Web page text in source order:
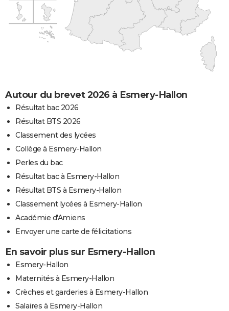
Autour du brevet 2026 à Esmery-Hallon
Résultat bac 2026
Résultat BTS 2026
Classement des lycées
Collège à Esmery-Hallon
Perles du bac
Résultat bac à Esmery-Hallon
Résultat BTS à Esmery-Hallon
Classement lycées à Esmery-Hallon
Académie d'Amiens
Envoyer une carte de félicitations
En savoir plus sur Esmery-Hallon
Esmery-Hallon
Maternités à Esmery-Hallon
Crèches et garderies à Esmery-Hallon
Salaires à Esmery-Hallon